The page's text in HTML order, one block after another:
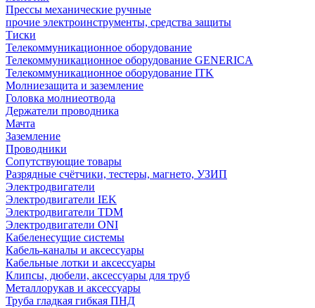
Прессы механические ручные
прочие электроинструменты, средства защиты
Тиски
Телекоммуникационное оборудование
Телекоммуникационное оборудование GENERICA
Телекоммуникационное оборудование ITK
Молниезащита и заземление
Головка молниеотвода
Держатели проводника
Мачта
Заземление
Проводники
Сопутствующие товары
Разрядные счётчики, тестеры, магнето, УЗИП
Электродвигатели
Электродвигатели IEK
Электродвигатели TDM
Электродвигатели ONI
Кабеленесущие системы
Кабель-каналы и аксессуары
Кабельные лотки и аксессуары
Клипсы, дюбели, аксессуары для труб
Металлорукав и аксессуары
Труба гладкая гибкая ПНД